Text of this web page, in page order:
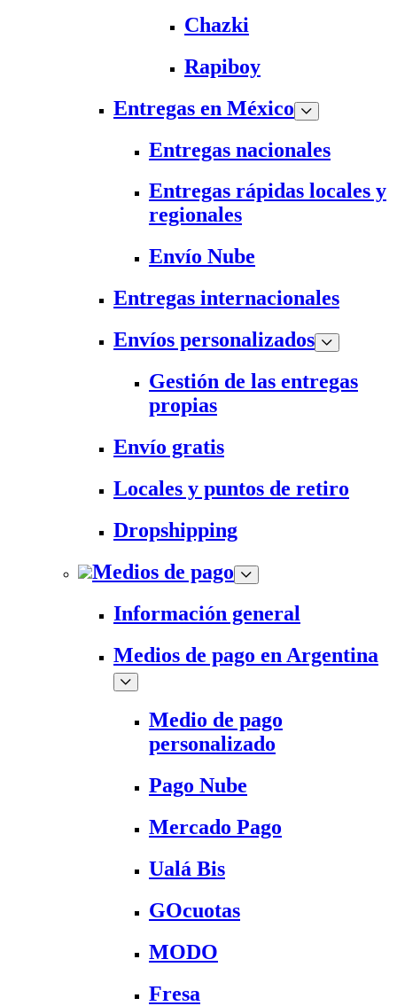
Chazki
Rapiboy
Entregas en México
Entregas nacionales
Entregas rápidas locales y
regionales
Envío Nube
Entregas internacionales
Envíos personalizados
Gestión de las entregas
propias
Envío gratis
Locales y puntos de retiro
Dropshipping
Medios de pago
Información general
Medios de pago en Argentina
Medio de pago
personalizado
Pago Nube
Mercado Pago
Ualá Bis
GOcuotas
MODO
Fresa